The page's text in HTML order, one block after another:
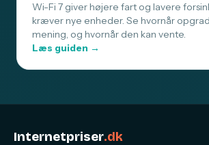
Wi-Fi 7 giver højere fart og lavere
kræver nye enheder. Se hvornår
mening, og hvornår den kan vente.
Læs guiden →
Internetpriser.dk